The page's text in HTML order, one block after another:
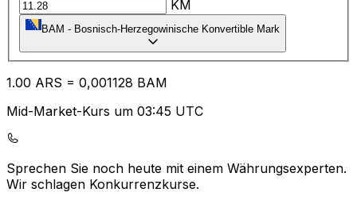
KM
BAM - Bosnisch-Herzegowinische Konvertible Mark
1.00 ARS = 0,001128 BAM
Mid-Market-Kurs um 03:45 UTC
Sprechen Sie noch heute mit einem Währungsexperten.
Wir schlagen Konkurrenzkurse.